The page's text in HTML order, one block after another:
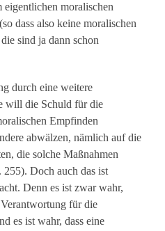
eigentlichen moralischen
dass also keine moralischen
sind ja dann schon
durch eine weitere
will die Schuld für die
Empfinden
abwälzen, nämlich auf die
die solche Maßnahmen
Doch auch das ist
Denn es ist zwar wahr,
für die
es ist wahr, dass eine